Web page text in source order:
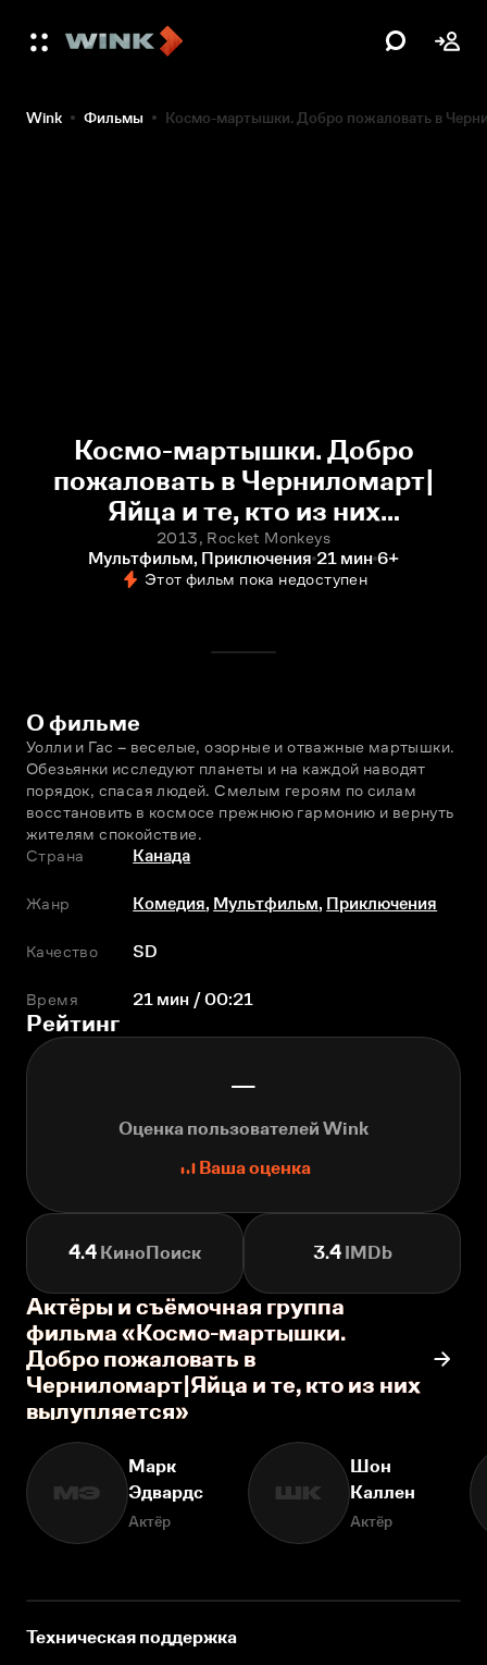
Wink Фильмы Космо-мартышки. Добро пожаловать в
Космо-мартышки. Добро
пожаловать в Черниломарт|
Яйца и те, кто из них
вылупляется (фильм, 2013)
смотреть онлайн
2013, Rocket Monkeys
Мультфильм, Приключения 21 мин 6+
Этот фильм пока недоступен
О фильме
Уолли и Гас – веселые, озорные и отважные мартышки.
Обезьянки исследуют планеты и на каждой наводят
порядок, спасая людей. Смелым героям по силам
восстановить в космосе прежнюю гармонию и вернуть
жителям спокойствие.
Страна
Канада
Жанр Комедия, Мультфильм, Приключения
Качество SD
Время 21 мин / 00:21
Рейтинг
—
Оценка пользователей Wink
Ваша оценка
4.4 КиноПоиск 3.4IMDb
Актёры и съёмочная группа
фильма «Космо-мартышки.
Добро пожаловать в
Черниломарт|Яйца и те, кто из них
вылупляется»
МЭ
Марк
Эдвардс
Актёр
ШК
Шон
Каллен
Актёр
Техническая поддержка